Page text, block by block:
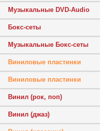
Музыкальные DVD-Audio
Бокс-сеты
Музыкальные Бокс-сеты
Виниловые пластинки
Виниловые пластинки
Винил (рок, поп)
Винил (джаз)